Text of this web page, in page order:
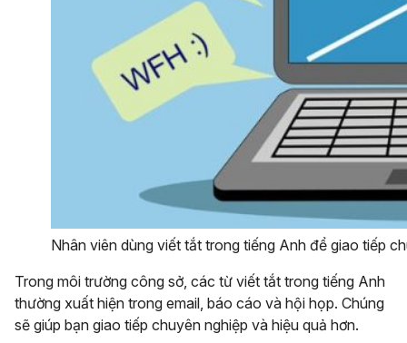
Nhân viên dùng viết tắt trong tiếng Anh để giao tiếp
Trong môi trường công sở, các từ viết tắt trong tiếng Anh
thường xuất hiện trong email, báo cáo và hội họp. Chúng
sẽ giúp bạn giao tiếp chuyên nghiệp và hiệu quả hơn.